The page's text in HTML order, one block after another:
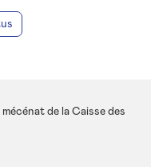
Le Carreau du Temple, Pa
Vanves, Vanves (92) La
Pitre Le Dancing-cie bea
National d’Orléans, Orl
Pasolini, Valenciennes
Indien, La Réunion Le Paci
de la Caisse des